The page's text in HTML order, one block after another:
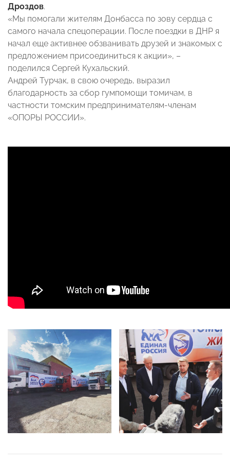
Дроздов.
«Мы помогали жителям Донбасса по зову сердца с
самого начала спецоперации. После поездки в ДНР я
начал еще активнее обзванивать друзей и знакомых с
предложением присоединиться к акции», –
поделился Сергей Кухальский.
Андрей Турчак, в свою очередь, выразил
благодарность за сбор гумпомощи томичам, в
частности томским предпринимателям-членам
«ОПОРЫ РОССИИ».